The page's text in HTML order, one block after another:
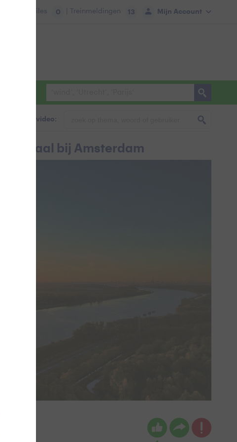
Mijn Account
Files 0 | Treinmeldingen 13
in foto & video:
bij Amsterdam